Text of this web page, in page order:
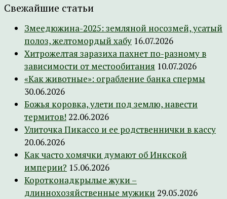
Свежайшие статьи
Змеедюжина-2025: земляной носозмей, усатый
полоз, желтомордый хабу 16.07.2026
Хитрожелтая заразиха пахнет по-разному в
зависимости от местообитания 10.07.2026
«Как животные»: ограбление банка спермы
30.06.2026
Божья коровка, улети под землю, навести
термитов! 22.06.2026
Улиточка Пикассо и ее родственнички в кассу
20.06.2026
Как часто хомячки думают об Инкской
империи? 15.06.2026
Коротконадкрылые жуки –
длиннохозяйственные мужики 29.05.2026